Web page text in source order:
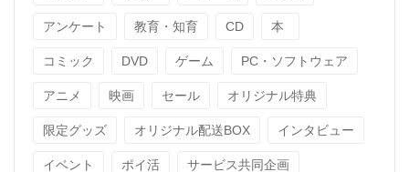
アンケート 教育・知育 CD 本
コミック DVD ゲーム PC・ソフトウェア
アニメ 映画 セール オリジナル特典
限定グッズ オリジナル配送BOX インタビュー
イベント ポイ活 サービス共同企画